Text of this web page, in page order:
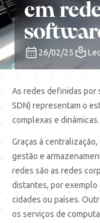
em
26/02/25
As redes definidas
SDN) representam o
complexas e dinâmicas.
Graças à
gestão e
redes são as redes
distantes, por
cidades ou países.
os serviços de